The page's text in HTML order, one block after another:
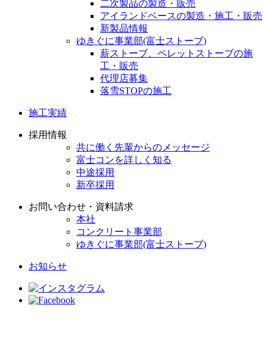
二次製品の製造・販売
アイランドベースの製造・施工・販売
新製品情報
ゆきぐに事業部(富士ストーブ)
薪ストーブ、ペレットストーブの施
工・販売
代理店募集
落雪STOPの施工
施工実績
採用情報
共に働く先輩からのメッセージ
富士コンを詳しく知る
中途採用
新卒採用
お問い合わせ・資料請求
本社
コンクリート事業部
ゆきぐに事業部(富士ストーブ)
お知らせ